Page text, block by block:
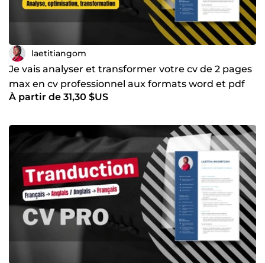
laetitiangom
Je vais analyser et transformer votre cv de 2 pages
max en cv professionnel aux formats word et pdf
À partir de 31,30 $US